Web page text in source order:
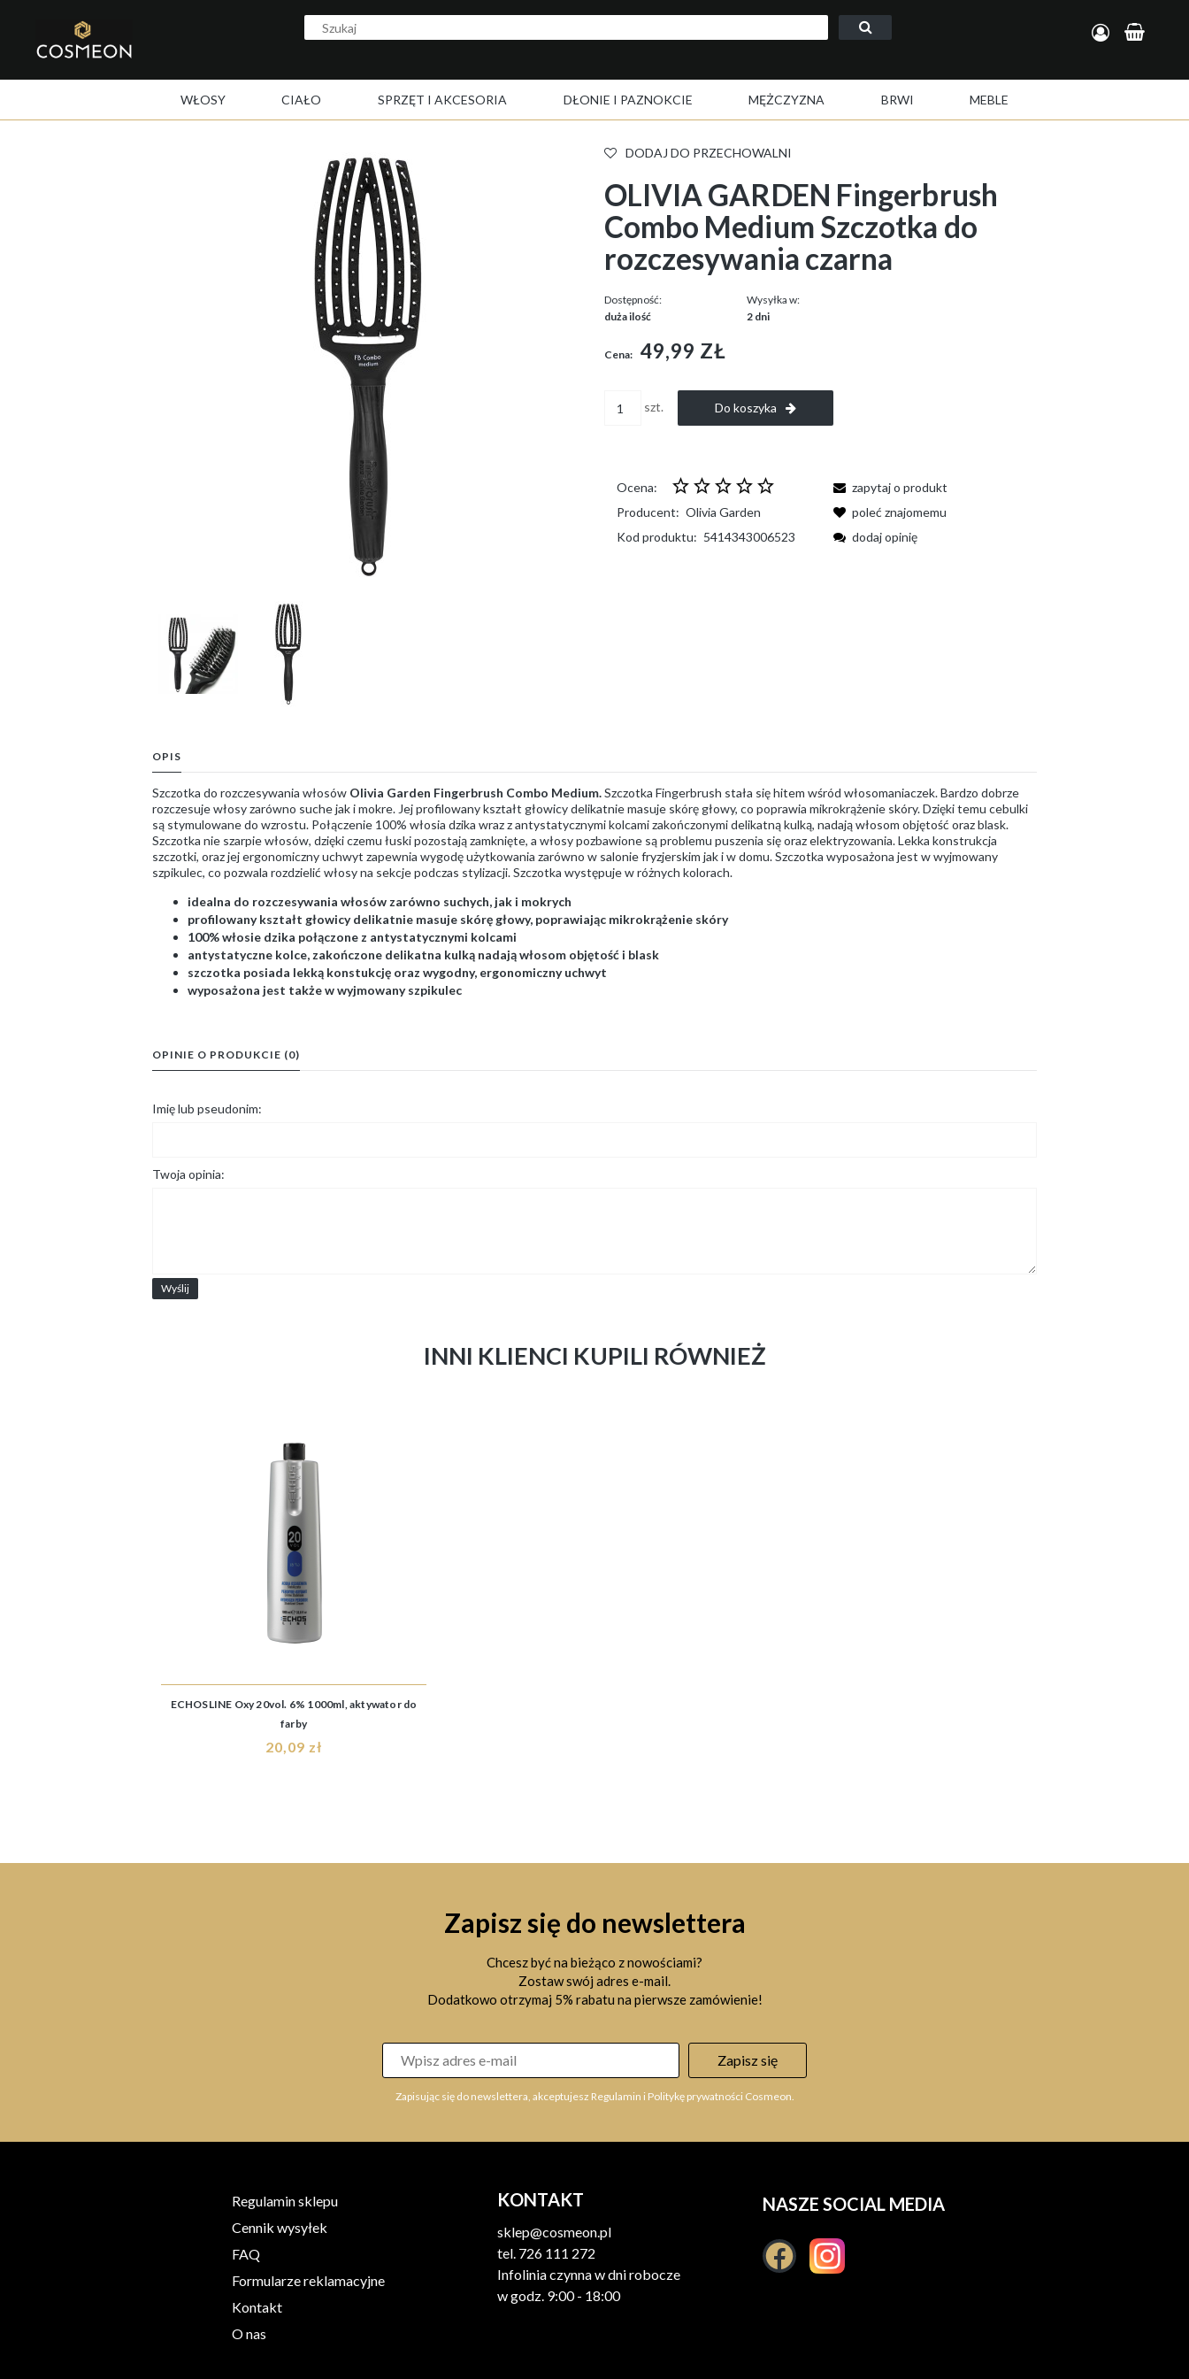
WŁOSY CIAŁO SPRZĘT I AKCESORIA DŁONIE I PAZNOKCIE MĘŻCZYZNA BRWI MEBLE
DODAJ DO PRZECHOWALNI
OLIVIA GARDEN Fingerbrush
Combo Medium Szczotka do
rozczesywania czarna
Dostępność:
duża ilość
Wysyłka w:
2 dni
Cena: 49,99 ZŁ
szt. Do koszyka
Ocena:
Producent: Olivia Garden
Kod produktu: 5414343006523
zapytaj o produkt
poleć znajomemu
dodaj opinię
OPIS
Szczotka do rozczesywania włosów Olivia Garden Fingerbrush Combo Medium.Szczotka Fingerbrush stała się hitem wśród włosomaniaczek. Bardzo dobrze
rozczesuje włosy zarówno suche jak i mokre. Jej profilowany kształt głowicy delikatnie masuje skórę głowy, co poprawia mikrokrążenie skóry. Dzięki temu cebulki
są stymulowane do wzrostu. Połączenie 100% włosia dzika wraz z antystatycznymi kolcami zakończonymi delikatną kulką, nadają włosom objętość oraz blask.
Szczotka nie szarpie włosów, dzięki czemu łuski pozostają zamknięte, a włosy pozbawione są problemu puszenia się oraz elektryzowania. Lekka konstrukcja
szczotki, oraz jej ergonomiczny uchwyt zapewnia wygodę użytkowania zarówno w salonie fryzjerskim jak i w domu. Szczotka wyposażona jest w wyjmowany
szpikulec, co pozwala rozdzielić włosy na sekcje podczas stylizacji. Szczotka występuje w różnych kolorach.
idealna do rozczesywania włosów zarówno suchych, jak i mokrych
profilowany kształt głowicy delikatnie masuje skórę głowy, poprawiając mikrokrążenie skóry
100% włosie dzika połączone z antystatycznymi kolcami
antystatyczne kolce, zakończone delikatna kulką nadają włosom objętość i blask
szczotka posiada lekką konstukcję oraz wygodny, ergonomiczny uchwyt
wyposażona jest także w wyjmowany szpikulec
OPINIE O PRODUKCIE (0)
Imię lub pseudonim:
Twoja opinia:
Wyślij
INNI KLIENCI KUPILI RÓWNIEŻ
ECHOSLINE Oxy 20vol. 6% 1000ml, aktywator do
farby
20,09 zł
Zapisz się do newslettera
Chcesz być na bieżąco z nowościami?
Zostaw swój adres e-mail.
Dodatkowo otrzymaj 5% rabatu na pierwsze zamówienie!
Zapisz się
Zapisując się do newslettera, akceptujesz Regulamin i Politykę prywatności Cosmeon.
Regulamin sklepu
Cennik wysyłek
FAQ
Formularze reklamacyjne
Kontakt
O nas
KONTAKT
sklep@cosmeon.pl
tel. 726 111 272
Infolinia czynna w dni robocze
w godz. 9:00 - 18:00
NASZE SOCIAL MEDIA